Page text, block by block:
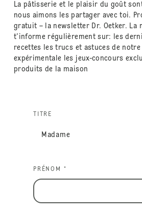
La pâtisserie et le plaisir du goût
nous aimons les partager avec toi.
gratuit – la newsletter Dr. Oetker. La
t'informe régulièrement sur: les
recettes les trucs et astuces de
expérimentale les jeux-concours
produits de la maison
TITRE
PRÉNOM *